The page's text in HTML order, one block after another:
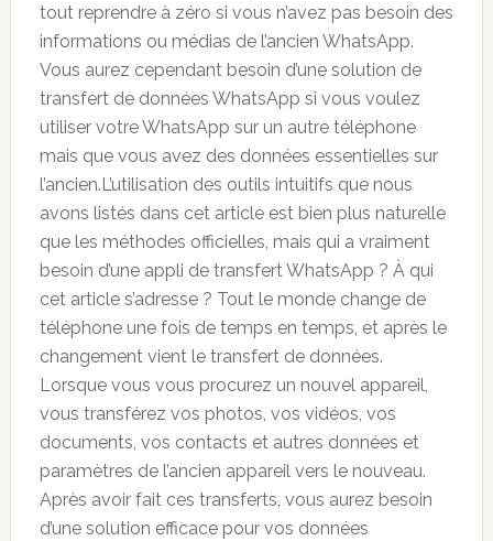
tout reprendre à zéro si vous n’avez pas besoin des
informations ou médias de l’ancien WhatsApp.
Vous aurez cependant besoin d’une solution de
transfert de données WhatsApp si vous voulez
utiliser votre WhatsApp sur un autre téléphone
mais que vous avez des données essentielles sur
l’ancien. L’utilisation des outils intuitifs que nous
avons listés dans cet article est bien plus naturelle
que les méthodes officielles, mais qui a vraiment
besoin d’une appli de transfert WhatsApp ? À qui
cet article s’adresse ? Tout le monde change de
téléphone une fois de temps en temps, et après le
changement vient le transfert de données.
Lorsque vous vous procurez un nouvel appareil,
vous transférez vos photos, vos vidéos, vos
documents, vos contacts et autres données et
paramètres de l’ancien appareil vers le nouveau.
Après avoir fait ces transferts, vous aurez besoin
d’une solution efficace pour vos données